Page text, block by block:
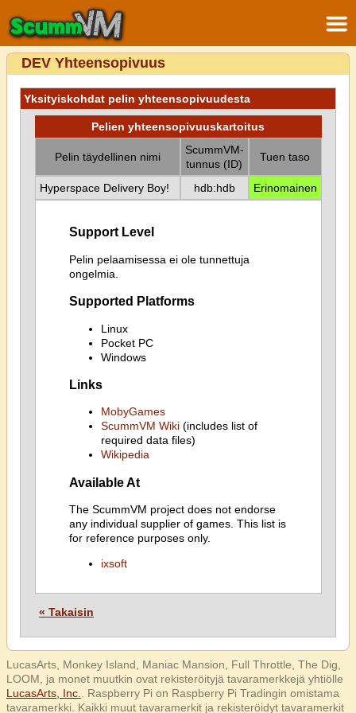
DEV Yhteensopivuus
Yksityiskohdat pelin yhteensopivuudesta
Pelien yhteensopivuuskartoitus
Pelin täydellinen nimi
ScummVM-
tunnus (ID)
Tuen taso
Hyperspace Delivery Boy! hdb:hdb Erinomainen
Support Level
Pelin pelaamisessa ei ole tunnettuja
ongelmia.
Supported Platforms
Linux
Pocket PC
Windows
Links
MobyGames
ScummVM Wiki(includes list of
required data files)
Wikipedia
Available At
The ScummVM project does not endorse
any individual supplier of games. This list is
for reference purposes only.
ixsoft
« Takaisin
LucasArts, Monkey Island, Maniac Mansion, Full Throttle, The Dig,
LOOM, ja monet muutkin ovat rekisteröityjä tavaramerkkejä yhtiölle
LucasArts, Inc.
. Raspberry Pi on Raspberry Pi Tradingin omistama
tavaramerkki. Kaikki muut tavaramerkit ja rekisteröidyt tavaramerkit